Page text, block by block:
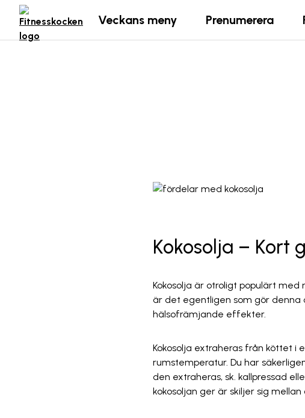
Veckans meny Prenumerera
Kokosolja – Kort
Kokosolja är otroligt populärt
är det egentligen som gör denna
hälsofrämjande effekter.
Kokosolja extraheras från köttet i
rumstemperatur. Du har
den extraheras, sk. kallpressad
kokosoljan ger är skiljer sig mellan